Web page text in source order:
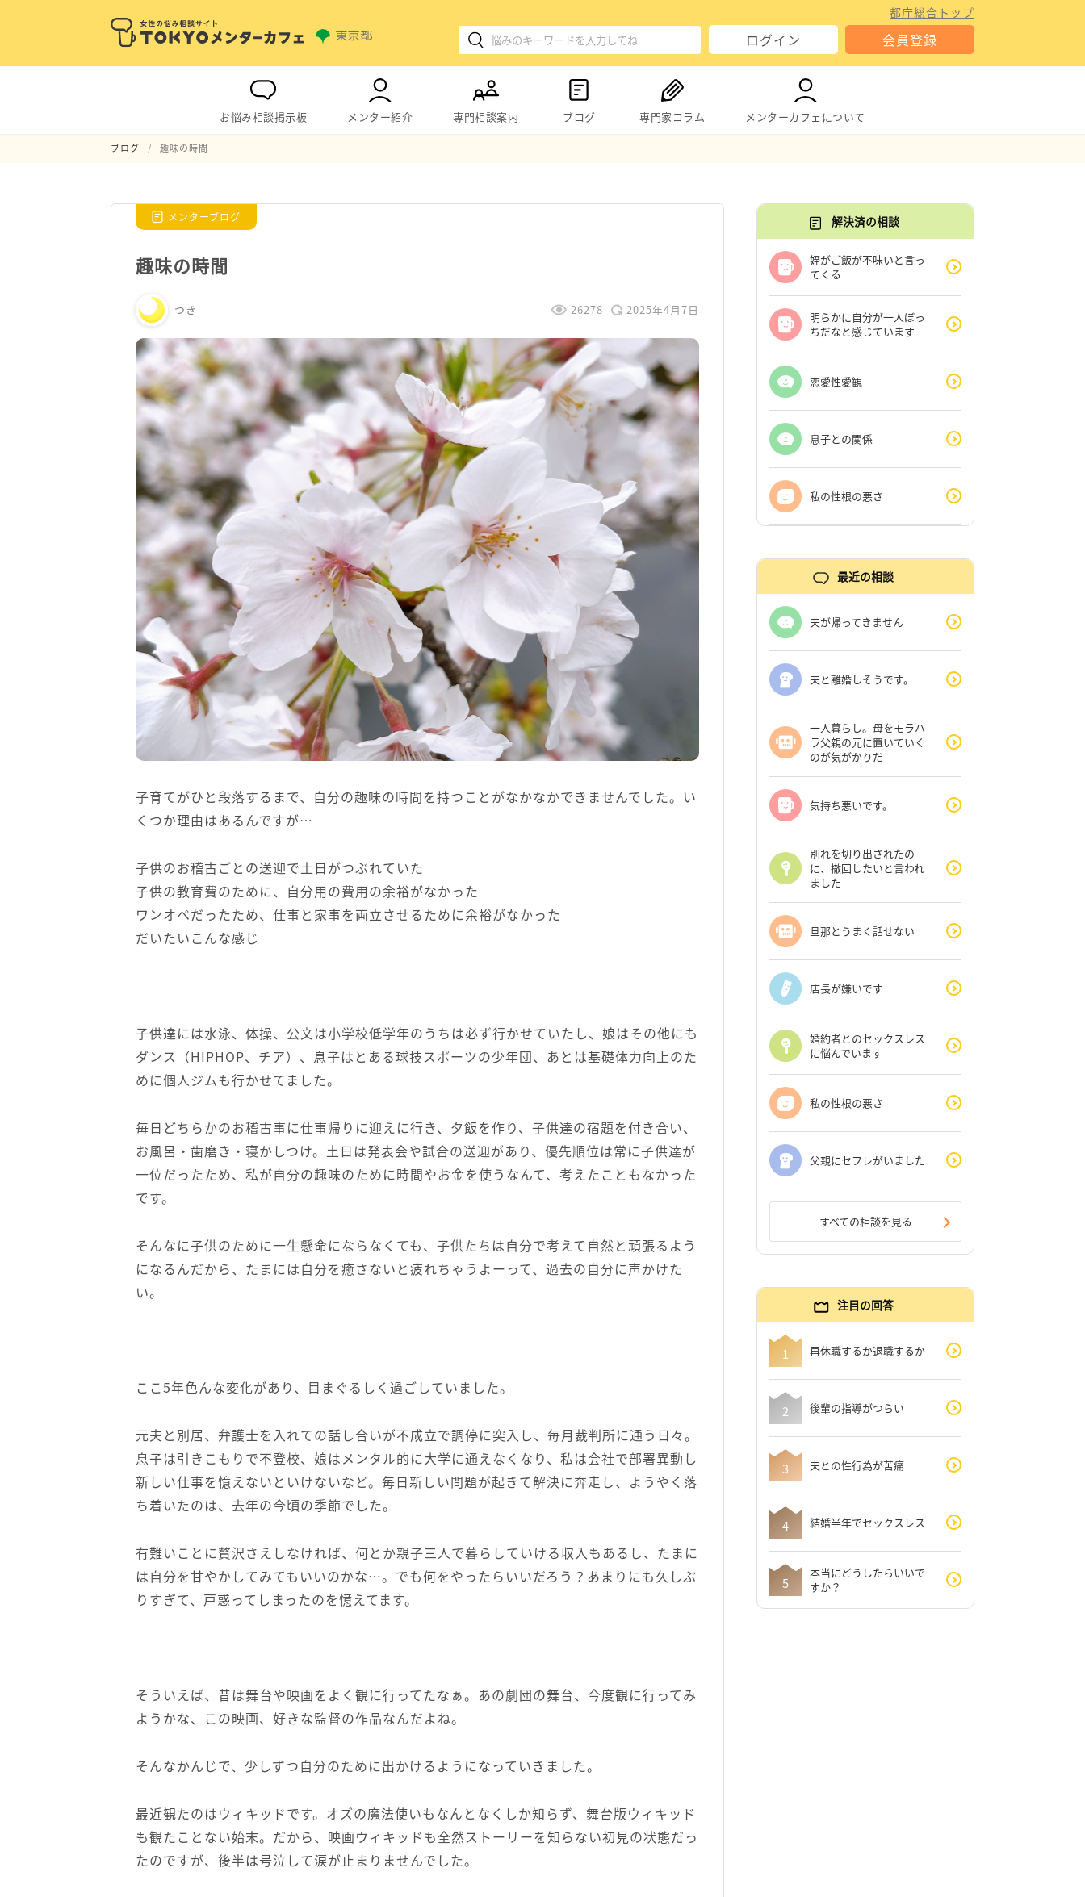
都庁総合トップ
ログイン 会員登録
お悩み相談掲示板 メンター紹介 専門相談案内 ブログ 専門家コラム メンターカフェについて
ブログ 趣味の時間
メンターブログ
趣味の時間
つき 26278 2025年4月7日
子育てがひと段落するまで、自分の趣味の時間を持つことがなかなかできませんでした。い
くつか理由はあるんですが…
子供のお稽古ごとの送迎で土日がつぶれていた
子供の教育費のために、自分用の費用の余裕がなかった
ワンオペだったため、仕事と家事を両立させるために余裕がなかった
だいたいこんな感じ
子供達には水泳、体操、公文は小学校低学年のうちは必ず行かせていたし、娘はその他にも
ダンス（HIPHOP、チア）、息子はとある球技スポーツの少年団、あとは基礎体力向上のた
めに個人ジムも行かせてました。
毎日どちらかのお稽古事に仕事帰りに迎えに行き、夕飯を作り、子供達の宿題を付き合い、
お風呂・歯磨き・寝かしつけ。土日は発表会や試合の送迎があり、優先順位は常に子供達が
一位だったため、私が自分の趣味のために時間やお金を使うなんて、考えたこともなかった
です。
そんなに子供のために一生懸命にならなくても、子供たちは自分で考えて自然と頑張るよう
になるんだから、たまには自分を癒さないと疲れちゃうよーって、過去の自分に声かけた
い。
ここ5年色んな変化があり、目まぐるしく過ごしていました。
元夫と別居、弁護士を入れての話し合いが不成立で調停に突入し、毎月裁判所に通う日々。
息子は引きこもりで不登校、娘はメンタル的に大学に通えなくなり、私は会社で部署異動し
新しい仕事を憶えないといけないなど。毎日新しい問題が起きて解決に奔走し、ようやく落
ち着いたのは、去年の今頃の季節でした。
有難いことに贅沢さえしなければ、何とか親子三人で暮らしていける収入もあるし、たまに
は自分を甘やかしてみてもいいのかな…。でも何をやったらいいだろう？あまりにも久しぶ
りすぎて、戸惑ってしまったのを憶えてます。
そういえば、昔は舞台や映画をよく観に行ってたなぁ。あの劇団の舞台、今度観に行ってみ
ようかな、この映画、好きな監督の作品なんだよね。
そんなかんじで、少しずつ自分のために出かけるようになっていきました。
最近観たのはウィキッドです。オズの魔法使いもなんとなくしか知らず、舞台版ウィキッド
も観たことない始末。だから、映画ウィキッドも全然ストーリーを知らない初見の状態だっ
たのですが、後半は号泣して涙が止まりませんでした。
解決済の相談
姪がご飯が不味いと言っ
てくる
明らかに自分が一人ぼっ
ちだなと感じています
恋愛性愛観
息子との関係
私の性根の悪さ
最近の相談
夫が帰ってきません
夫と離婚しそうです。
一人暮らし。母をモラハ
ラ父親の元に置いていく
のが気がかりだ
気持ち悪いです。
別れを切り出されたの
に、撤回したいと言われ
ました
旦那とうまく話せない
店長が嫌いです
婚約者とのセックスレス
に悩んでいます
私の性根の悪さ
父親にセフレがいました
すべての相談を見る
注目の回答
再休職するか退職するか
後輩の指導がつらい
夫との性行為が苦痛
結婚半年でセックスレス
本当にどうしたらいいで
すか？